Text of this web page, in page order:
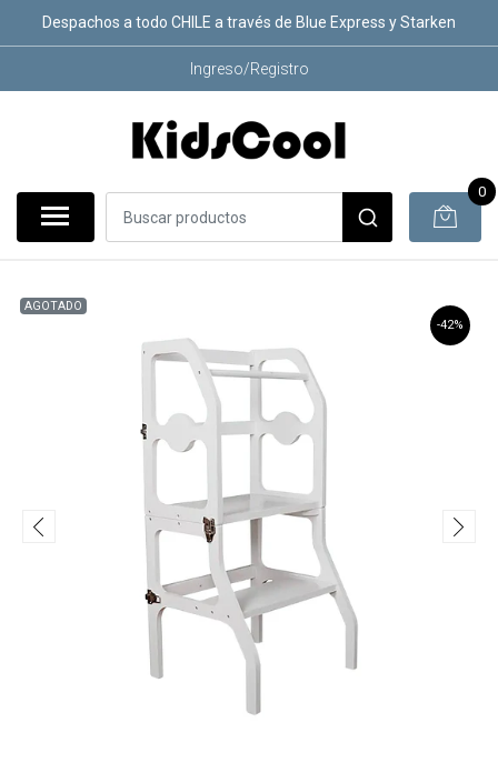
Despachos a todo CHILE a través de Blue Express y Starken
Ingreso/Registro
0
AGOTADO
-42%